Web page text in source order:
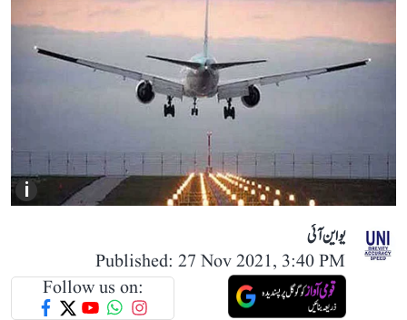
i
یو این آئی
Published: 27 Nov 2021, 3:40 PM
Follow us on: